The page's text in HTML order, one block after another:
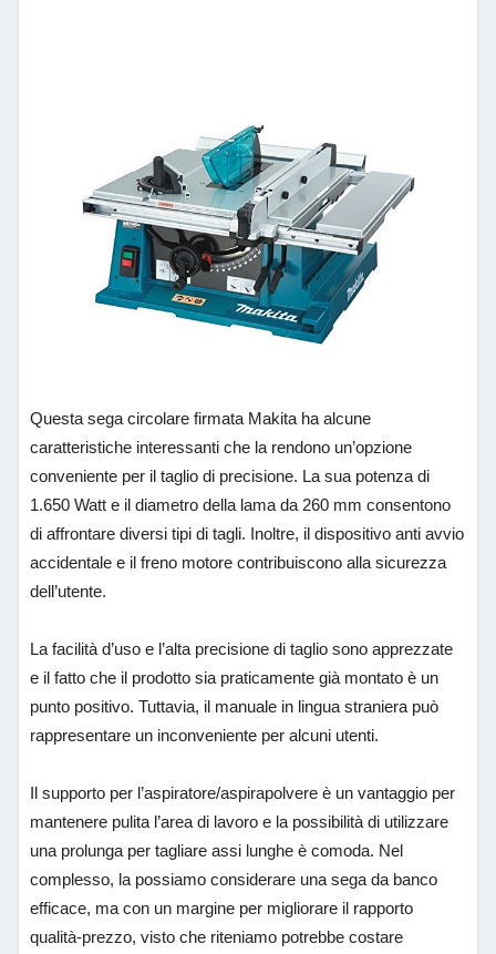
Questa sega circolare firmata Makita ha alcune
caratteristiche interessanti che la rendono un’opzione
conveniente per il taglio di precisione. La sua potenza di
1.650 Watt e il diametro della lama da 260 mm consentono
di affrontare diversi tipi di tagli. Inoltre, il dispositivo anti avvio
accidentale e il freno motore contribuiscono alla sicurezza
dell’utente.
La facilità d’uso e l’alta precisione di taglio sono apprezzate
e il fatto che il prodotto sia praticamente già montato è un
punto positivo. Tuttavia, il manuale in lingua straniera può
rappresentare un inconveniente per alcuni utenti.
Il supporto per l’aspiratore/aspirapolvere è un vantaggio per
mantenere pulita l’area di lavoro e la possibilità di utilizzare
una prolunga per tagliare assi lunghe è comoda. Nel
complesso, la possiamo considerare una sega da banco
efficace, ma con un margine per migliorare il rapporto
qualità-prezzo, visto che riteniamo potrebbe costare